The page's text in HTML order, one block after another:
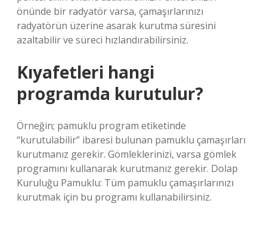
önünde bir radyatör varsa, çamaşırlarınızı
radyatörün üzerine asarak kurutma süresini
azaltabilir ve süreci hızlandırabilirsiniz.
Kıyafetleri hangi
programda kurutulur?
Örneğin; pamuklu program etiketinde
“kurutulabilir” ibaresi bulunan pamuklu çamaşırları
kurutmanız gerekir. Gömleklerinizi, varsa gömlek
programını kullanarak kurutmanız gerekir. Dolap
Kuruluğu Pamuklu: Tüm pamuklu çamaşırlarınızı
kurutmak için bu programı kullanabilirsiniz.